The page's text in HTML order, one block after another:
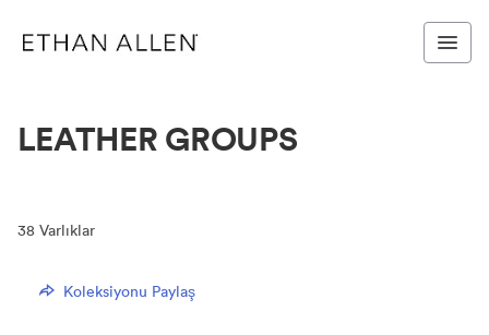
LEATHER GROUPS
38 Varlıklar
Koleksiyonu Paylaş